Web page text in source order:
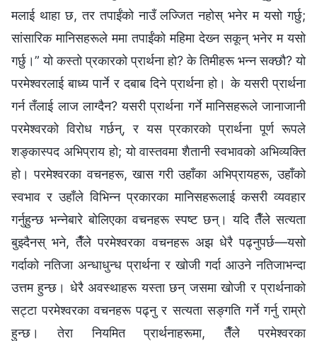
मलाई थाहा छ, तर तपाईंको नाउँ लज्जित नहोस् भनेर म यसो गर्छु;
सांसारिक मानिसहरूले ममा तपाईंको महिमा देख्‍न सकून् भनेर म यसो
गर्छु।” यो कस्तो प्रकारको प्रार्थना हो? के तिमीहरू भन्‍न सक्छौ? यो
परमेश्‍वरलाई बाध्य पार्ने र दबाब दिने प्रार्थना हो। के यसरी प्रार्थना
गर्न तँलाई लाज लाग्दैन? यसरी प्रार्थना गर्ने मानिसहरूले जानाजानी
परमेश्‍वरको विरोध गर्छन्, र यस प्रकारको प्रार्थना पूर्ण रूपले
शङ्कास्पद अभिप्राय हो; यो वास्तवमा शैतानी स्वभावको अभिव्यक्ति
हो। परमेश्‍वरका वचनहरू, खास गरी उहाँका अभिप्रायहरू, उहाँको
स्वभाव र उहाँले विभिन्‍न प्रकारका मानिसहरूलाई कसरी व्यवहार
गर्नुहुन्छ भन्‍नेबारे बोलिएका वचनहरू स्पष्ट छन्। यदि तैँले सत्यता
बुझ्दैनस् भने, तैँले परमेश्‍वरका वचनहरू अझ धेरै पढ्नुपर्छ—यसो
गर्दाको नतिजा अन्धाधुन्ध प्रार्थना र खोजी गर्दा आउने नतिजाभन्दा
उत्तम हुन्छ। धेरै अवस्थाहरू यस्ता छन् जसमा खोजी र प्रार्थनाको
सट्टा परमेश्‍वरका वचनहरू पढ्नु र सत्यता सङ्गति गर्ने गर्नु राम्रो
हुन्छ। तेरा नियमित प्रार्थनाहरूमा, तैँले परमेश्‍वरका